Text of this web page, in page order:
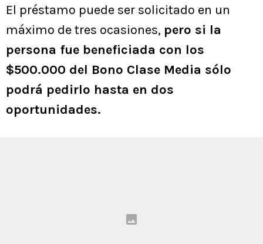
El préstamo puede ser solicitado en un
máximo de tres ocasiones, pero si la
persona fue beneficiada con los
$500.000 del Bono Clase Media sólo
podrá pedirlo hasta en dos
oportunidades.